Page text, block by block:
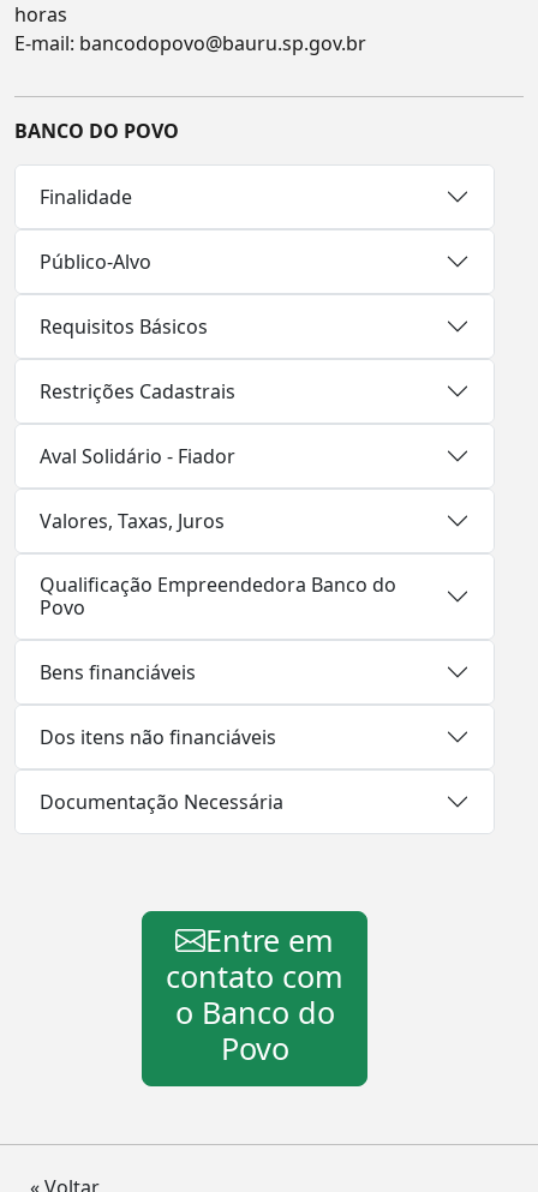
horas
E-mail: bancodopovo@bauru.sp.gov.br
BANCO DO POVO
Finalidade
Público-Alvo
Requisitos Básicos
Restrições Cadastrais
Aval Solidário - Fiador
Valores, Taxas, Juros
Qualificação Empreendedora Banco do
Povo
Bens financiáveis
Dos itens não financiáveis
Documentação Necessária
Entre em
contato com
o Banco do
Povo